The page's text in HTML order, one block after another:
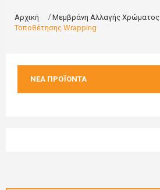
Αρχική Μεμβράνη Αλλαγής Χρώματος
Τοποθέτησης Wrapping
ΝΈΑ ΠΡΟΪΌΝΤΑ